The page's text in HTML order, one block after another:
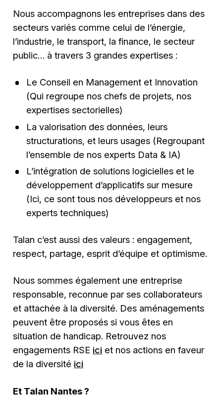
Nous accompagnons les entreprises dans des
secteurs variés comme celui de l’énergie,
l’industrie, le transport, la finance, le secteur
public… à travers 3 grandes expertises :
Le Conseil en Management et Innovation
(Qui regroupe nos chefs de projets, nos
expertises sectorielles)
La valorisation des données, leurs
structurations, et leurs usages (Regroupant
l’ensemble de nos experts Data & IA)
L’intégration de solutions logicielles et le
développement d’applicatifs sur mesure
(Ici, ce sont tous nos développeurs et nos
experts techniques)
Talan c’est aussi des valeurs : engagement,
respect, partage, esprit d’équipe et optimisme.
Nous sommes également une entreprise
responsable, reconnue par ses collaborateurs
et attachée à la diversité. Des aménagements
peuvent être proposés si vous êtes en
situation de handicap. Retrouvez nos
engagements RSE ici et nos actions en faveur
de la diversité ici
Et Talan Nantes ?